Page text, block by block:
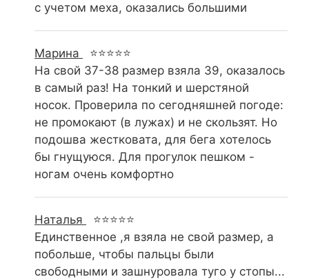
с учетом меха, оказались большими
Марина
⭐⭐⭐⭐⭐
На свой 37-38 размер взяла 39, оказалось
в самый раз! На тонкий и шерстяной
носок. Проверила по сегодняшней погоде:
не промокают (в лужах) и не скользят. Но
подошва жестковата, для бега хотелось
бы гнущуюся. Для прогулок пешком -
ногам очень комфортно
Наталья
⭐⭐⭐⭐⭐
Единственное ,я взяла не свой размер, а
побольше, чтобы пальцы были
свободными и зашнуровала туго у стопы...